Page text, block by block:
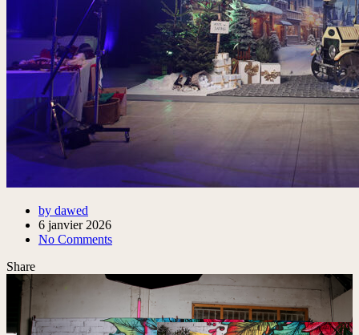
by dawed
6 janvier 2026
No Comments
Share